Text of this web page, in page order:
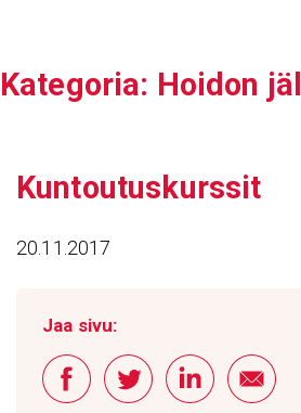
Kate­goria: Hoidon
Kuntou­tus­kurssit
20.11.2017
Jaa sivu: